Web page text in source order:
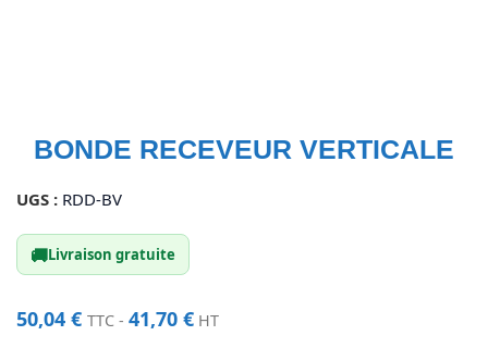
BONDE RECEVEUR VERTICALE
UGS : RDD-BV
🚚Livraison gratuite
50,04 € TTC - 41,70 € HT